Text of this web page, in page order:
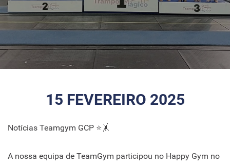
15 FEVEREIRO 2025
Notícias Teamgym GCP ⭐🤸
A nossa equipa de TeamGym participou no Happy Gym no